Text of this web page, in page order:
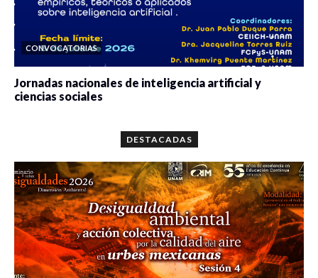
CONVOCATORIAS
Jornadas nacionales de inteligencia artificial y
ciencias sociales
DESTACADAS